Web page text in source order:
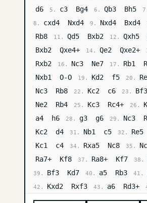
d6
5. c3 Bg4 6. Qb3 Bh5
8. cxd4 Nxd4 9. Nxd4 Bxd4
Rb8
11. Qd5 Bxb2 12. Qxh5
Bxb2 Qxe4+ 14. Qe2 Qxe2+
Rxb2
16. Nc3 Ne7 17. Rb1
Nxb1 O-O 19. Kd2 f5 20.
Nc3 Rb8 22. Kc2 c6 23. Bf3
Ne2 Rb4 25. Kc3 Rc4+ 26.
a4 h6 28. g3 g6 29. Nc3
Kc2 d4 31. Nb1 c5 32. Re5
Kc1 c4 34. Rxa5 Nc8 35.
Ra7+ Kf8 37. Ra8+ Kf7 38.
39. Bf3 Kd7 40. a5 Rb3 41.
42. Kxd2 Rxf3 43. a6 Rd3+
Rxd5
45. a7 Ra5 46. Rg8